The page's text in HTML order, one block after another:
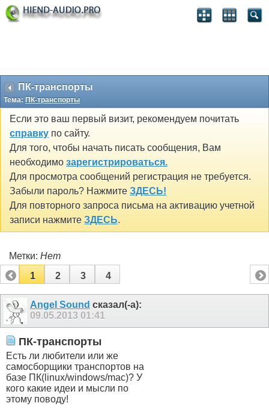
ПК-транспорты
Тема: ПК-транспорты
Если это ваш первый визит, рекомендуем почитать
справку по сайту.
Для того, чтобы начать писать сообщения, Вам
необходимо зарегистрироваться.
Для просмотра сообщений регистрация не требуется.
Забыли пароль? Нажмите ЗДЕСЬ!
Для повторного запроса письма на активацию учетной
записи нажмите ЗДЕСЬ.
Метки: Нет
1
2 3 4
Angel Sound сказал(-а):
09.05.2013 01:41
ПК-транспорты
Есть ли любители или же
самосборщики транспортов на
базе ПК(linux/windows/mac)? У
кого какие идеи и мысли по
этому поводу!